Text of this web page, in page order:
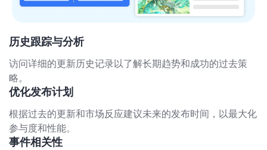
历史跟踪与分析
访问详细的更新历史记录以了解长期趋势和成功的过去策
略。
优化发布计划
根据过去的更新和市场反应建议未来的发布时间，以最大化
参与度和性能。
事件相关性